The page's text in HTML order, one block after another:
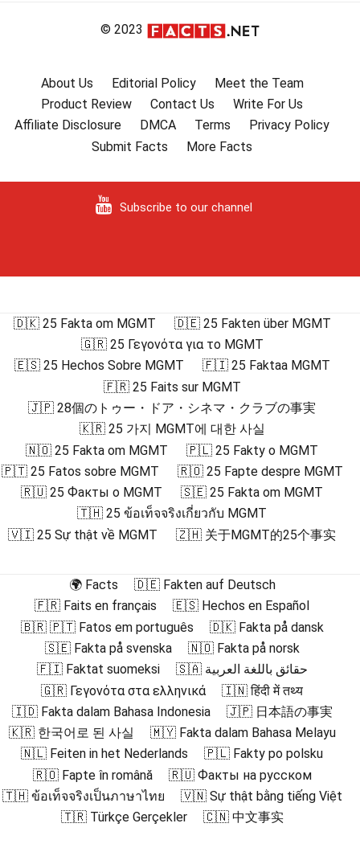
© 2023
About Us Editorial Policy
Meet the Team
Product Review
Contact Us
Write For Us
Affiliate Disclosure
DMCA Terms
Privacy Policy
Submit Facts
More Facts
Subscribe to our channel
🇩🇰 25 Fakta om MGMT
🇩🇪 25 Fakten über MGMT
🇬🇷 25 Γεγονότα για το MGMT
🇪🇸 25 Hechos Sobre MGMT
🇫🇮 25 Faktaa MGMT
🇫🇷 25 Faits sur MGMT
🇯🇵 28個のトゥー・ドア・シネマ・クラブの事実
🇰🇷 25 가지 MGMT에 대한 사실
🇳🇴 25 Fakta om MGMT
🇵🇱 25 Fakty o MGMT
🇵🇹 25 Fatos sobre MGMT
🇷🇴 25 Fapte despre MGMT
🇷🇺 25 Факты о MGMT
🇸🇪 25 Fakta om MGMT
🇹🇭 25 ข้อเท็จจริงเกี่ยวกับ MGMT
🇻🇮 25 Sự thật về MGMT
🇿🇭 关于MGMT的25个事实
🌍 Facts
🇩🇪 Fakten auf Deutsch
🇫🇷 Faits en français
🇪🇸 Hechos en Español
🇧🇷 🇵🇹 Fatos em português
🇩🇰 Fakta på dansk
🇸🇪 Fakta på svenska
🇳🇴 Fakta på norsk
🇫🇮 Faktat suomeksi
🇸🇦 حقائق باللغة العربية
🇬🇷 Γεγονότα στα ελληνικά
🇮🇳 हिंदी में तथ्य
🇮🇩 Fakta dalam Bahasa Indonesia
🇯🇵 日本語の事実
🇰🇷 한국어로 된 사실
🇲🇾 Fakta dalam Bahasa Melayu
🇳🇱 Feiten in het Nederlands
🇵🇱 Fakty po polsku
🇷🇴 Fapte în română
🇷🇺 Факты на русском
🇹🇭 ข้อเท็จจริงเป็นภาษาไทย
🇻🇳 Sự thật bằng tiếng Việt
🇹🇷 Türkçe Gerçekler
🇨🇳 中文事实